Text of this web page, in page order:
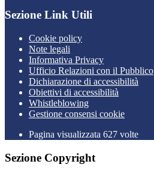
Sezione Link Utili
Cookie policy
Note legali
Informativa Privacy
Ufficio Relazioni con il Pubblico
Dichiarazione di accessibilità
Obiettivi di accessibilità
Whistleblowing
Gestione consensi cookie
Pagina visualizzata 627 volte
Sezione Copyright